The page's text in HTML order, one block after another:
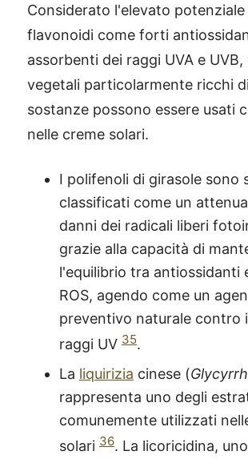
Considerato l'elevato potenziale
flavonoidi come forti
assorbenti dei raggi UVA e
vegetali particolarmente ricchi
sostanze possono essere usati
nelle creme solari.
I polifenoli di girasole sono
classificati come un
danni dei radicali liberi
grazie alla capacità di
l'equilibrio tra antiossidanti
ROS, agendo come un
preventivo naturale contro
raggi UV 35.
La liquirizia cinese (
rappresenta uno degli
comunemente utilizzati
solari 36. La licoricidina,
X115 -